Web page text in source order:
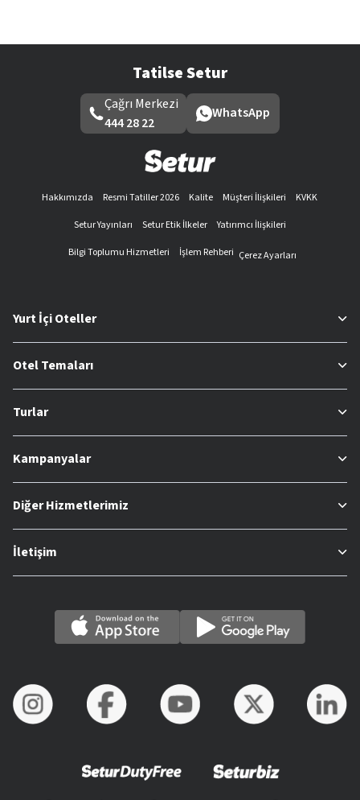
Tatilse Setur
Çağrı Merkezi
444 28 22
WhatsApp
Hakkımızda Resmi Tatiller 2026 Kalite Müşteri İlişkileri
KVKK
Setur Yayınları
Setur Etik İlkeler
Yatırımcı İlişkileri
Bilgi Toplumu Hizmetleri
İşlem Rehberi Çerez Ayarları
Yurt İçi Oteller
Otel Temaları
Turlar
Kampanyalar
Diğer Hizmetlerimiz
İletişim